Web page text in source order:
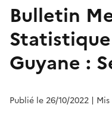
Bulletin
Guyane :
Publié le 26/10/2022 |